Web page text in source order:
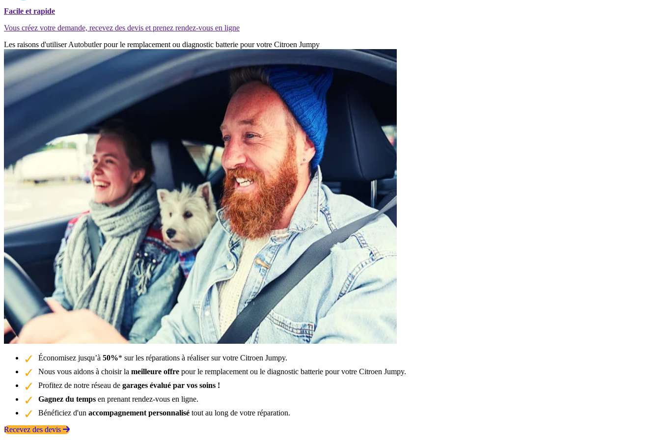
Facile et rapide
Vous créez votre demande, recevez des devis et prenez rendez-vous en ligne
Les raisons d'utiliser Autobutler pour le remplacement ou diagnostic batterie pour votre Citroen Jumpy
Économisez jusqu’à 50%* sur les réparations à réaliser sur votre Citroen Jumpy.
Nous vous aidons à choisir la meilleure offre pour le remplacement ou le diagnostic batterie pour votre Citroen Jumpy.
Profitez de notre réseau de garages évalué par vos soins !
Gagnez du temps en prenant rendez-vous en ligne.
Bénéficiez d'un accompagnement personnalisé tout au long de votre réparation.
Recevez des devis